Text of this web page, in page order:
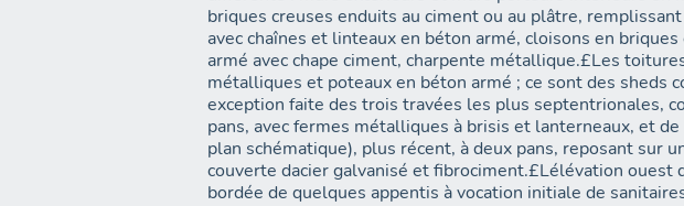
briques creuses enduits au ciment ou au plâtre,
avec chaînes et linteaux en béton armé, cloisons en
armé avec chape ciment, charpente métallique.£Les
métalliques et poteaux en béton armé ; ce sont des sheds
exception faite des trois travées les plus septentrionales,
pans, avec fermes métalliques à brisis et lanterneaux, et
plan schématique), plus récent, à deux pans, reposant sur
couverte dacier galvanisé et fibrociment.£Lélévation
bordée de quelques appentis à vocation initiale de